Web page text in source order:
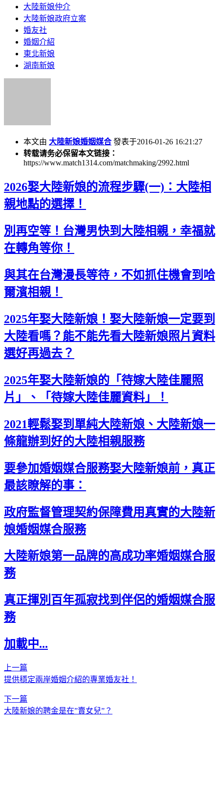
大陸新娘仲介
大陸新娘政府立案
婚友社
婚姻介紹
東北新娘
湖南新娘
本文由 大陸新娘婚姻媒合 發表于2016-01-26 16:21:27
转载请务必保留本文链接：
https://www.match1314.com/matchmaking/2992.html
2026娶大陸新娘的流程步驟(一)：大陸相
親地點的選擇！
別再空等！台灣男快到大陸相親，幸福就
在轉角等你！
與其在台灣漫長等待，不如抓住機會到哈
爾濱相親！
2025年娶大陸新娘！娶大陸新娘一定要到
大陸看嗎？能不能先看大陸新娘照片資料
選好再過去？
2025年娶大陸新娘的「待嫁大陸佳麗照
片」、「待嫁大陸佳麗資料」！
2021輕鬆娶到單純大陸新娘、大陸新娘一
條龍辦到好的大陸相親服務
要參加婚姻媒合服務娶大陸新娘前，真正
最該瞭解的事：
政府監督管理契約保障費用真實的大陸新
娘婚姻媒合服務
大陸新娘第一品牌的高成功率婚姻媒合服
務
真正揮別百年孤寂找到伴侶的婚姻媒合服
務
加載中...
上一篇
提供穩定兩岸婚姻介紹的專業婚友社！
下一篇
大陸新娘的聘金是在”賣女兒”？